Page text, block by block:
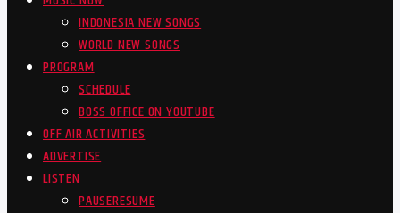
INDONESIA NEW SONGS
WORLD NEW SONGS
PROGRAM
SCHEDULE
BOSS OFFICE ON YOUTUBE
OFF AIR ACTIVITIES
ADVERTISE
LISTEN
PAUSERESUME